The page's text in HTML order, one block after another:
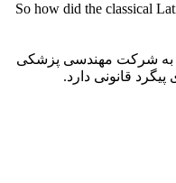
So how did the classical
به شرکت مهندسی پزشکی
پیگرد قانونی دارد.